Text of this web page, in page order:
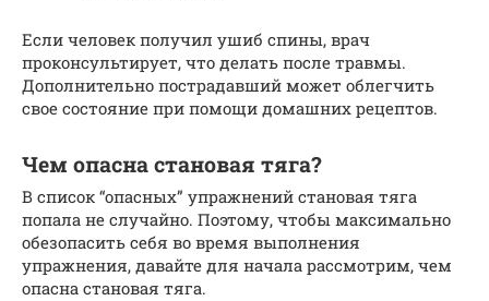
Если человек получил ушиб спины, врач
проконсультирует, что делать после травмы.
Дополнительно пострадавший может облегчить
свое состояние при помощи домашних рецептов.
Чем опасна становая тяга?
В список “опасных” упражнений становая тяга
попала не случайно. Поэтому, чтобы максимально
обезопасить себя во время выполнения
упражнения, давайте для начала рассмотрим, чем
опасна становая тяга.